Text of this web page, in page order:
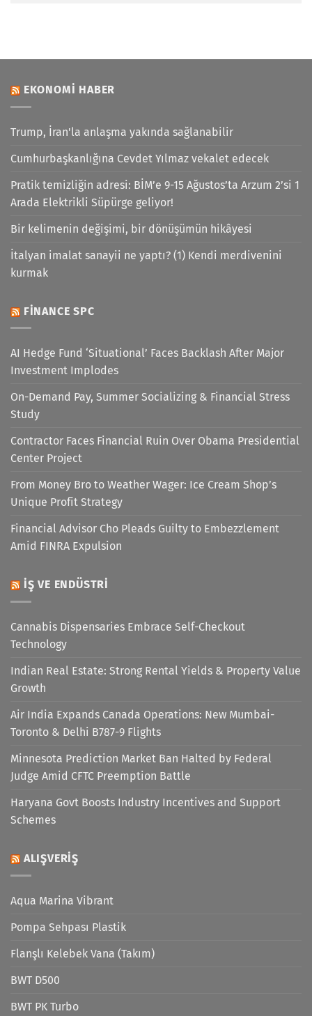
EKONOMI HABER
Trump, İran'la anlaşma yakında sağlanabilir
Cumhurbaşkanlığına Cevdet Yılmaz vekalet edecek
Pratik temizliğin adresi: BİM’e 9-15 Ağustos’ta Arzum 2’si 1
Arada Elektrikli Süpürge geliyor!
Bir kelimenin değişimi, bir dönüşümün hikâyesi
İtalyan imalat sanayii ne yaptı? (1) Kendi merdivenini
kurmak
FINANCE SPC
AI Hedge Fund ‘Situational’ Faces Backlash After Major
Investment Implodes
On-Demand Pay, Summer Socializing & Financial Stress
Study
Contractor Faces Financial Ruin Over Obama Presidential
Center Project
From Money Bro to Weather Wager: Ice Cream Shop’s
Unique Profit Strategy
Financial Advisor Cho Pleads Guilty to Embezzlement
Amid FINRA Expulsion
İŞ VE ENDÜSTRI
Cannabis Dispensaries Embrace Self-Checkout
Technology
Indian Real Estate: Strong Rental Yields & Property Value
Growth
Air India Expands Canada Operations: New Mumbai-
Toronto & Delhi B787-9 Flights
Minnesota Prediction Market Ban Halted by Federal
Judge Amid CFTC Preemption Battle
Haryana Govt Boosts Industry Incentives and Support
Schemes
ALIŞVERIŞ
Aqua Marina Vibrant
Pompa Sehpası Plastik
Flanşlı Kelebek Vana (Takım)
BWT D500
BWT PK Turbo